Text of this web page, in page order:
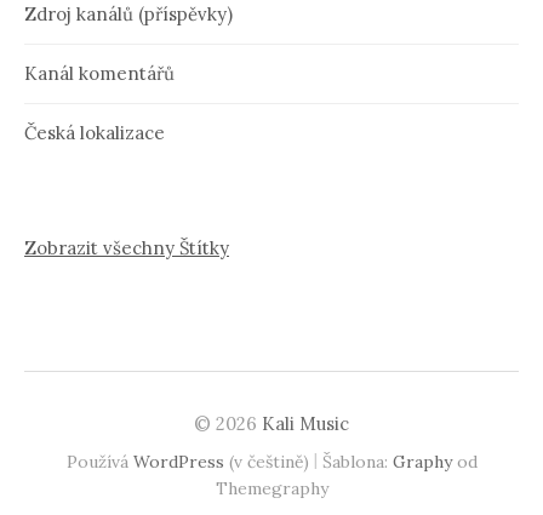
Zdroj kanálů (příspěvky)
Kanál komentářů
Česká lokalizace
Zobrazit všechny Štítky
© 2026 Kali Music
Používá WordPress (v češtině) | Šablona: Graphyod
Themegraphy